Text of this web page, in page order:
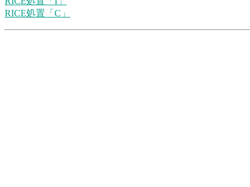
RICE処置「C」